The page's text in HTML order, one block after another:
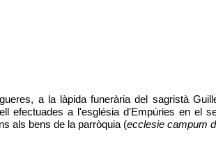
a la làpida funerària del sagristà
efectuades a l'església d'Empúries en el
als bens de la parròquia (ecclesie campum